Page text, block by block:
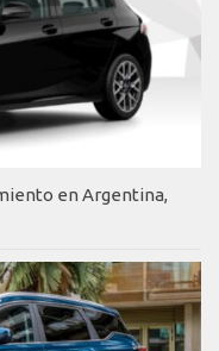
en Argentina,